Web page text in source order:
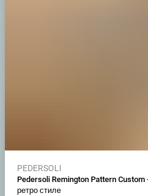
PEDERSOLI
Pedersoli Remington Pattern
ретро стиле